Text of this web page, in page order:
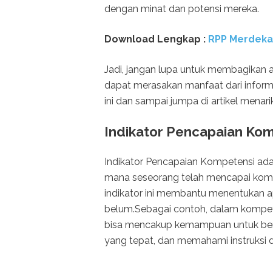
dengan minat dan potensi mereka.
Download Lengkap : RPP
Jadi, jangan lupa untuk membagikan
dapat merasakan manfaat dari
ini dan sampai jumpa di artikel
Indikator Pencapaian
Indikator Pencapaian Kompetensi
mana seseorang telah mencapai
indikator ini membantu menentukan
belum.Sebagai contoh, dalam
bisa mencakup kemampuan untuk
yang tepat, dan memahami instruksi